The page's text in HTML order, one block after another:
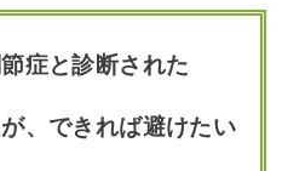
症と診断された
、できれば避けたい